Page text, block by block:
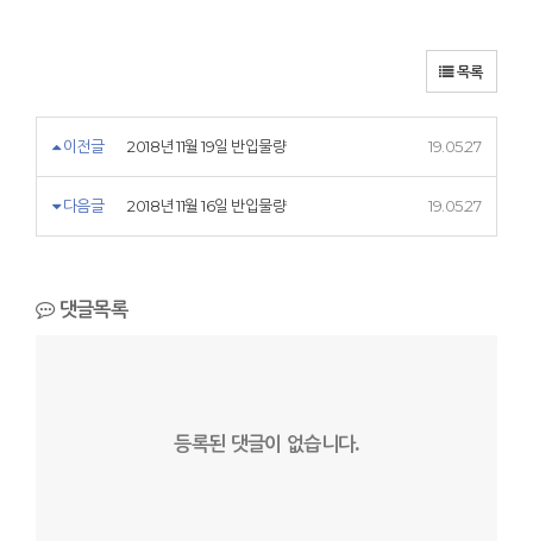
목록
이전글 2018년 11월 19일 반입물량 19.05.27
다음글 2018년 11월 16일 반입물량 19.05.27
댓글목록
등록된 댓글이 없습니다.